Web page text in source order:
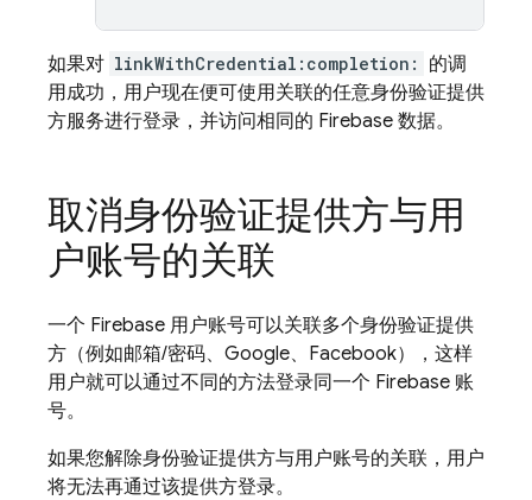
如果对 linkWithCredential:completion:
的调
用成功，用户现在便可使用关联的任意身份验证提供
方服务进行登录，并访问相同的 Firebase 数据。
取消身份验证提供方与用
户账号的关联
一个 Firebase 用户账号可以关联多个身份验证提供
方（例如邮箱/密码、Google、Facebook），这样
用户就可以通过不同的方法登录同一个 Firebase 账
号。
如果您解除身份验证提供方与用户账号的关联，用户
将无法再通过该提供方登录。